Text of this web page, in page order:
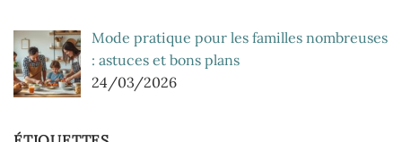
Mode pratique pour les familles nombreuses
: astuces et bons plans
24/03/2026